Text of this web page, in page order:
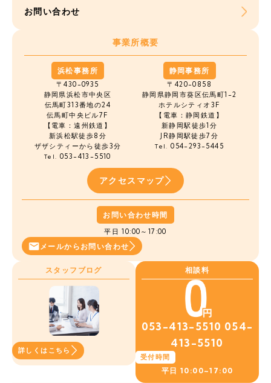
お問い合わせ
事業所概要
浜松事務所
〒430-0935
静岡県浜松市中央区
伝馬町313番地の24
伝馬町中央ビル7F
【電車：遠州鉄道】
新浜松駅徒歩8分
ザザシティーから徒歩3分
Tel. 053-413-5510
静岡事務所
〒420-0858
静岡県静岡市葵区伝馬町1-2
ホテルシティオ3F
【電車：静岡鉄道】
新静岡駅徒歩1分
JR静岡駅徒歩7分
Tel. 054-293-5445
アクセスマップ
お問い合わせ時間
平日 10:00～17:00
メールから お問い合わせ
スタッフブログ
詳しくはこちら
相談料
053-413-5510 054-
413-5510
受付時間
平日 10:00~17:00